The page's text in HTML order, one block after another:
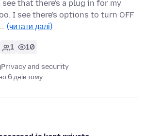
that there's a plug in for my
I see there's options to turn OFF
(читати далі)
1 10
Privacy and security
6 днів тому